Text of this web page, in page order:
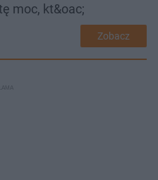
moc, kt&oac;
Zobacz